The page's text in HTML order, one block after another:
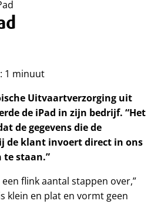
1 minuut
Uitvaartverzorging uit
de iPad in zijn bedrijf. “Het
de gegevens die de
de klant invoert direct in ons
te staan.”
flink aantal stappen over,”
klein en plat en vormt geen